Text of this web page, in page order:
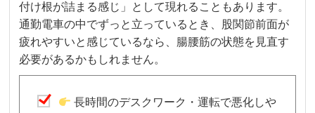
付け根が詰まる感じ」として現れることもあります。
通勤電車の中でずっと立っているとき、股関節前面が
疲れやすいと感じているなら、腸腰筋の状態を見直す
必要があるかもしれません。
長時間のデスクワーク・運転で悪化しや